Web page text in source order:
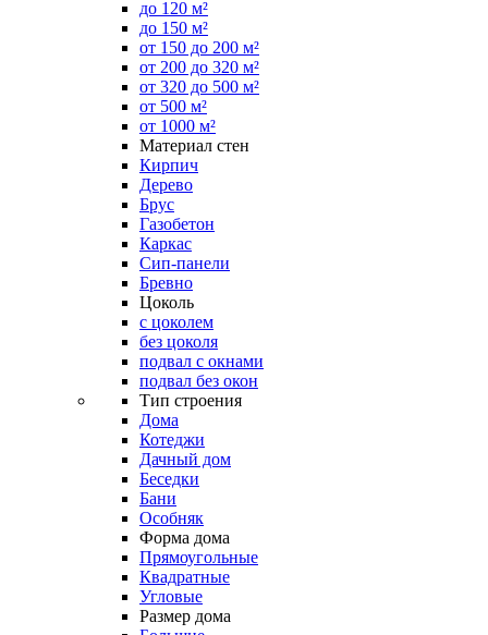
до 120 м²
до 150 м²
от 150 до 200 м²
от 200 до 320 м²
от 320 до 500 м²
от 500 м²
от 1000 м²
Материал стен
Кирпич
Дерево
Брус
Газобетон
Каркас
Сип-панели
Бревно
Цоколь
с цоколем
без цоколя
подвал с окнами
подвал без окон
Тип строения
Дома
Котеджи
Дачный дом
Беседки
Бани
Особняк
Форма дома
Прямоугольные
Квадратные
Угловые
Размер дома